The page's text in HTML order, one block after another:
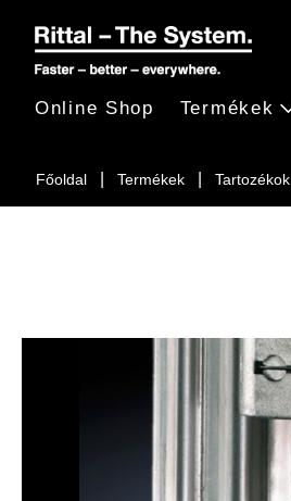
Főoldal Termékek Tartozékok
Online Shop Termékek